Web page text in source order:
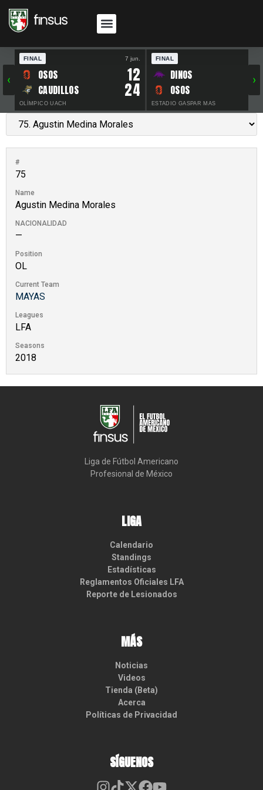
‹
FINAL 7 jun.
OSOS 12
CAUDILLOS 24
OLÍMPICO UACH
FINAL
DINOS
OSOS
ESTADIO GASPAR MAS
›
#
75
Name
Agustin Medina Morales
NACIONALIDAD
—
Position
OL
Current Team
MAYAS
Leagues
LFA
Seasons
2018
Liga de Fútbol Americano
Profesional de México
LIGA
Calendario
Standings
Estadísticas
Reglamentos Oficiales LFA
Reporte de Lesionados
MÁS
Noticias
Videos
Tienda (Beta)
Acerca
Políticas de Privacidad
SÍGUENOS